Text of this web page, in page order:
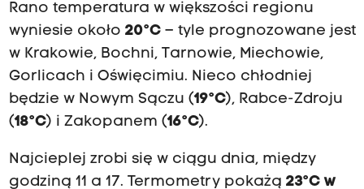
Rano temperatura w większości regionu
wyniesie około 20°C– tyle prognozowane jest
w Krakowie, Bochni, Tarnowie, Miechowie,
Gorlicach i Oświęcimiu. Nieco chłodniej
będzie w Nowym Sączu (19°C), Rabce-Zdroju
(18°C) i Zakopanem (16°C).
Najcieplej zrobi się w ciągu dnia, między
godziną 11 a 17. Termometry pokażą 23°C w